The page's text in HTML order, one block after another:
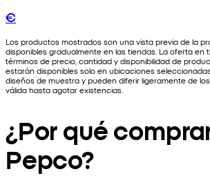
€
Los productos mostrados son una vista previa de la
disponibles gradualmente en las tiendas. La oferta en
términos de precio, cantidad y disponibilidad de
estarán disponibles solo en ubicaciones
diseños de muestra y pueden diferir ligeramente de
válida hasta agotar existencias.
¿Por qué
Pepco?